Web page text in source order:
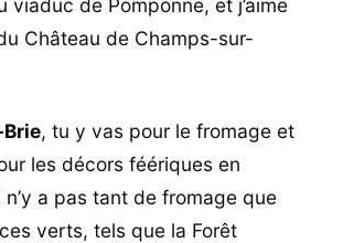
viaduc de Pomponne, et j’aime
Château de Champs-sur-
, tu y vas pour le fromage et
les décors féériques en
n’y a pas tant de fromage que
verts, tels que la Forêt